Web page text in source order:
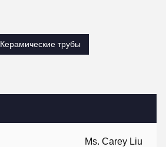
Ms. Carey Liu
Керамические трубы